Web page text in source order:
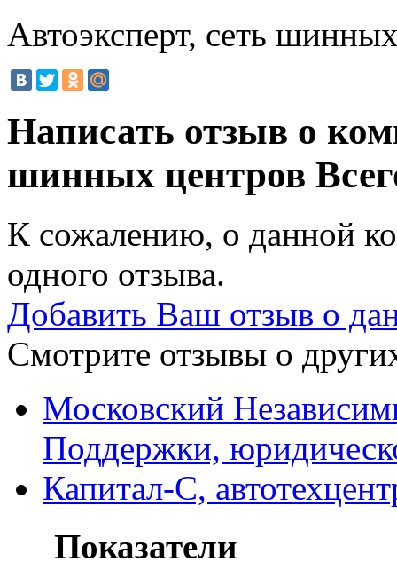
Автоэксперт, сеть
Написать отзыв о
шинных центров
К сожалению, о данной
одного отзыва.
Добавить Ваш отзыв о
Смотрите отзывы о
Московский
Поддержки,
Капитал-С,
Показатели